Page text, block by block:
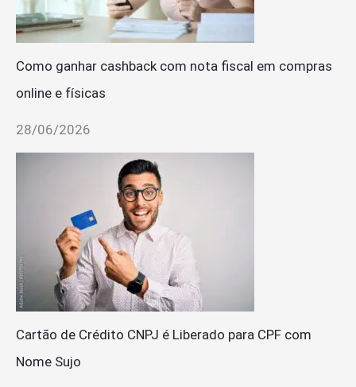
Como ganhar cashback com nota fiscal em compras
online e físicas
28/06/2026
Cartão de Crédito CNPJ é Liberado para CPF com
Nome Sujo